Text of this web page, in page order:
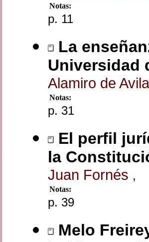
Notas:
p. 11
La
Universidad
Alamiro de
Notas:
p. 31
El perfil
la
Juan Fornés ,
Notas:
p. 39
Melo